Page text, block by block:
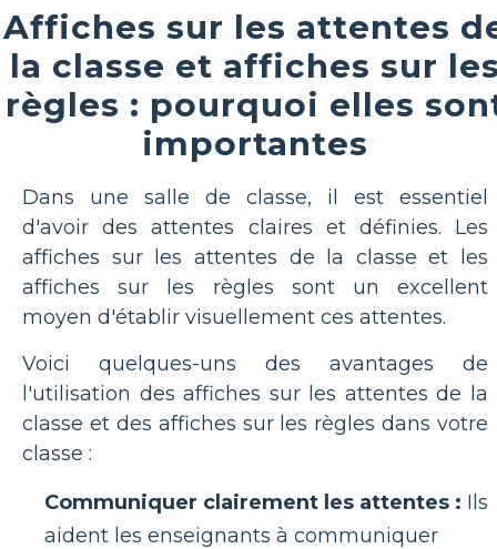
Affiches sur les attentes
la classe et affiches sur
règles : pourquoi elles
importantes
Dans une salle de classe, il est essentiel
d'avoir des attentes claires et définies. Les
affiches sur les attentes de la classe et les
affiches sur les règles sont un excellent
moyen d'établir visuellement ces attentes.
Voici quelques-uns des avantages de
l'utilisation des affiches sur les attentes de la
classe et des affiches sur les règles dans votre
classe :
Communiquer clairement les attentes : Ils
aident les enseignants à communiquer